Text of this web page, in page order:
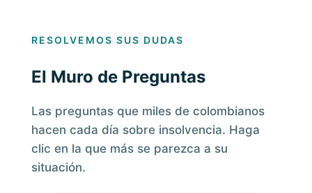
RESOLVEMOS SUS DUDAS
El Muro de Preguntas
Las preguntas que miles de colombianos
hacen cada día sobre insolvencia. Haga
clic en la que más se parezca a su
situación.